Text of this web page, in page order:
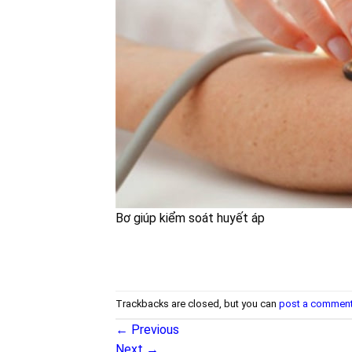
Bơ giúp kiểm soát huyết áp
Trackbacks are closed, but you can post a
← Previous
Next →